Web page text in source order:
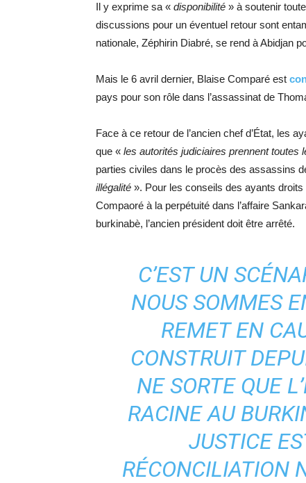
Il y exprime sa « disponibilité » à soutenir
discussions pour un éventuel retour sont
nationale, Zéphirin Diabré, se rend à Abidjan
Mais le 6 avril dernier, Blaise Comparé est
pays pour son rôle dans l’assassinat de
Face à ce retour de l’ancien chef d’État, les
que « les autorités judiciaires prennent toutes
parties civiles dans le procès des assassins
illégalité ». Pour les conseils des ayants
Compaoré à la perpétuité dans l’affaire
burkinabè, l’ancien président doit être arrêté.
C’EST UN
NOUS SOMMES
REMET EN
CONSTRUIT
NE SORTE QUE
RACINE AU
JUSTICE
RÉCONCILIATION